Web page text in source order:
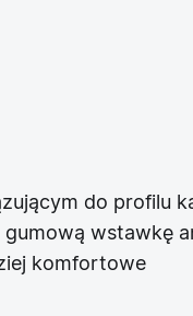
do profilu
wstawkę
komfortowe